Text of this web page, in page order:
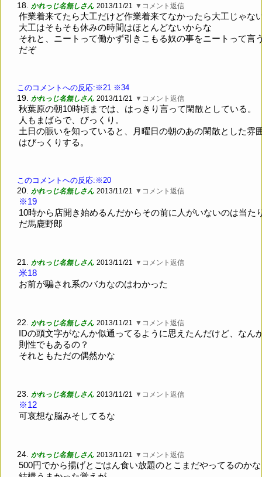
18. かれっじ名無しさん 2013/11/21 ▼コメント返信
作業着来てたら大工だけど作業着来てなかったら大工じゃな
大工はそもそも休みの時間はほとんどないからな
それと、ニートって働かず引きこもる奴の事をニートって言
だぞ
このコメントへの反応:※21 ※34
19. かれっじ名無しさん 2013/11/21 ▼コメント返信
秋葉原の朝10時頃までは、はっきり言って閑散としている。
人もまばらで、びっくり。
土日の賑いを知っていると、月曜日の朝のあの閑散とした雰
はびっくりする。
このコメントへの反応:※20
20. かれっじ名無しさん 2013/11/21 ▼コメント返信
※19
10時から店開き始めるんだからその前に人がいないのは当た
だ馬鹿野郎
21. かれっじ名無しさん 2013/11/21 ▼コメント返信
米18
お前が騙され系のバカなのはわかった
22. かれっじ名無しさん 2013/11/21 ▼コメント返信
IDの頭文字がなんか似通ってるように思えたんだけど、なん
則性でもあるの？
それともただの偶然かな
23. かれっじ名無しさん 2013/11/21 ▼コメント返信
※12
可哀想な脳みそしてるな
24. かれっじ名無しさん 2013/11/21 ▼コメント返信
500円でから揚げとごはん食い放題のとこまだやってるのかな